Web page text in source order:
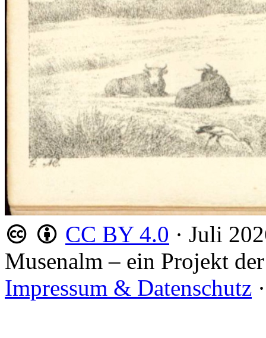
CC BY 4.0 · Juli
Musenalm – ein Projekt der
Impressum & Datenschutz ·